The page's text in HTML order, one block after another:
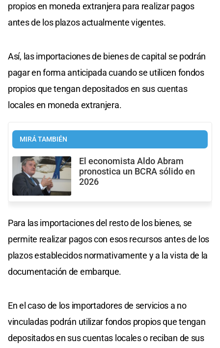
propios en moneda extranjera para realizar pagos
antes de los plazos actualmente vigentes.
Así, las importaciones de bienes de capital se podrán
pagar en forma anticipada cuando se utilicen fondos
propios que tengan depositados en sus cuentas
locales en moneda extranjera.
MIRÁ TAMBIÉN
El economista Aldo Abram
pronostica un BCRA sólido en
2026
Para las importaciones del resto de los bienes, se
permite realizar pagos con esos recursos antes de los
plazos establecidos normativamente y a la vista de la
documentación de embarque.
En el caso de los importadores de servicios a no
vinculadas podrán utilizar fondos propios que tengan
depositados en sus cuentas locales o reciban de sus